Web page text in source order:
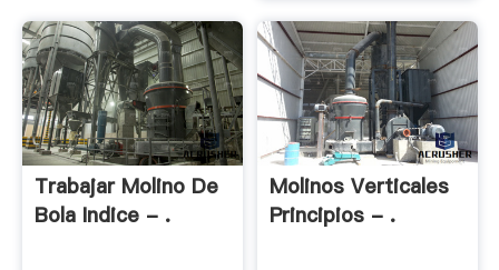
Trabajar Molino De
Bola Indice - .
Molinos Verticales
Principios - .